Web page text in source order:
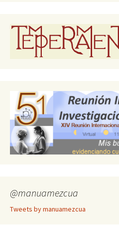
@manuamezcua
Tweets by manuamezcua